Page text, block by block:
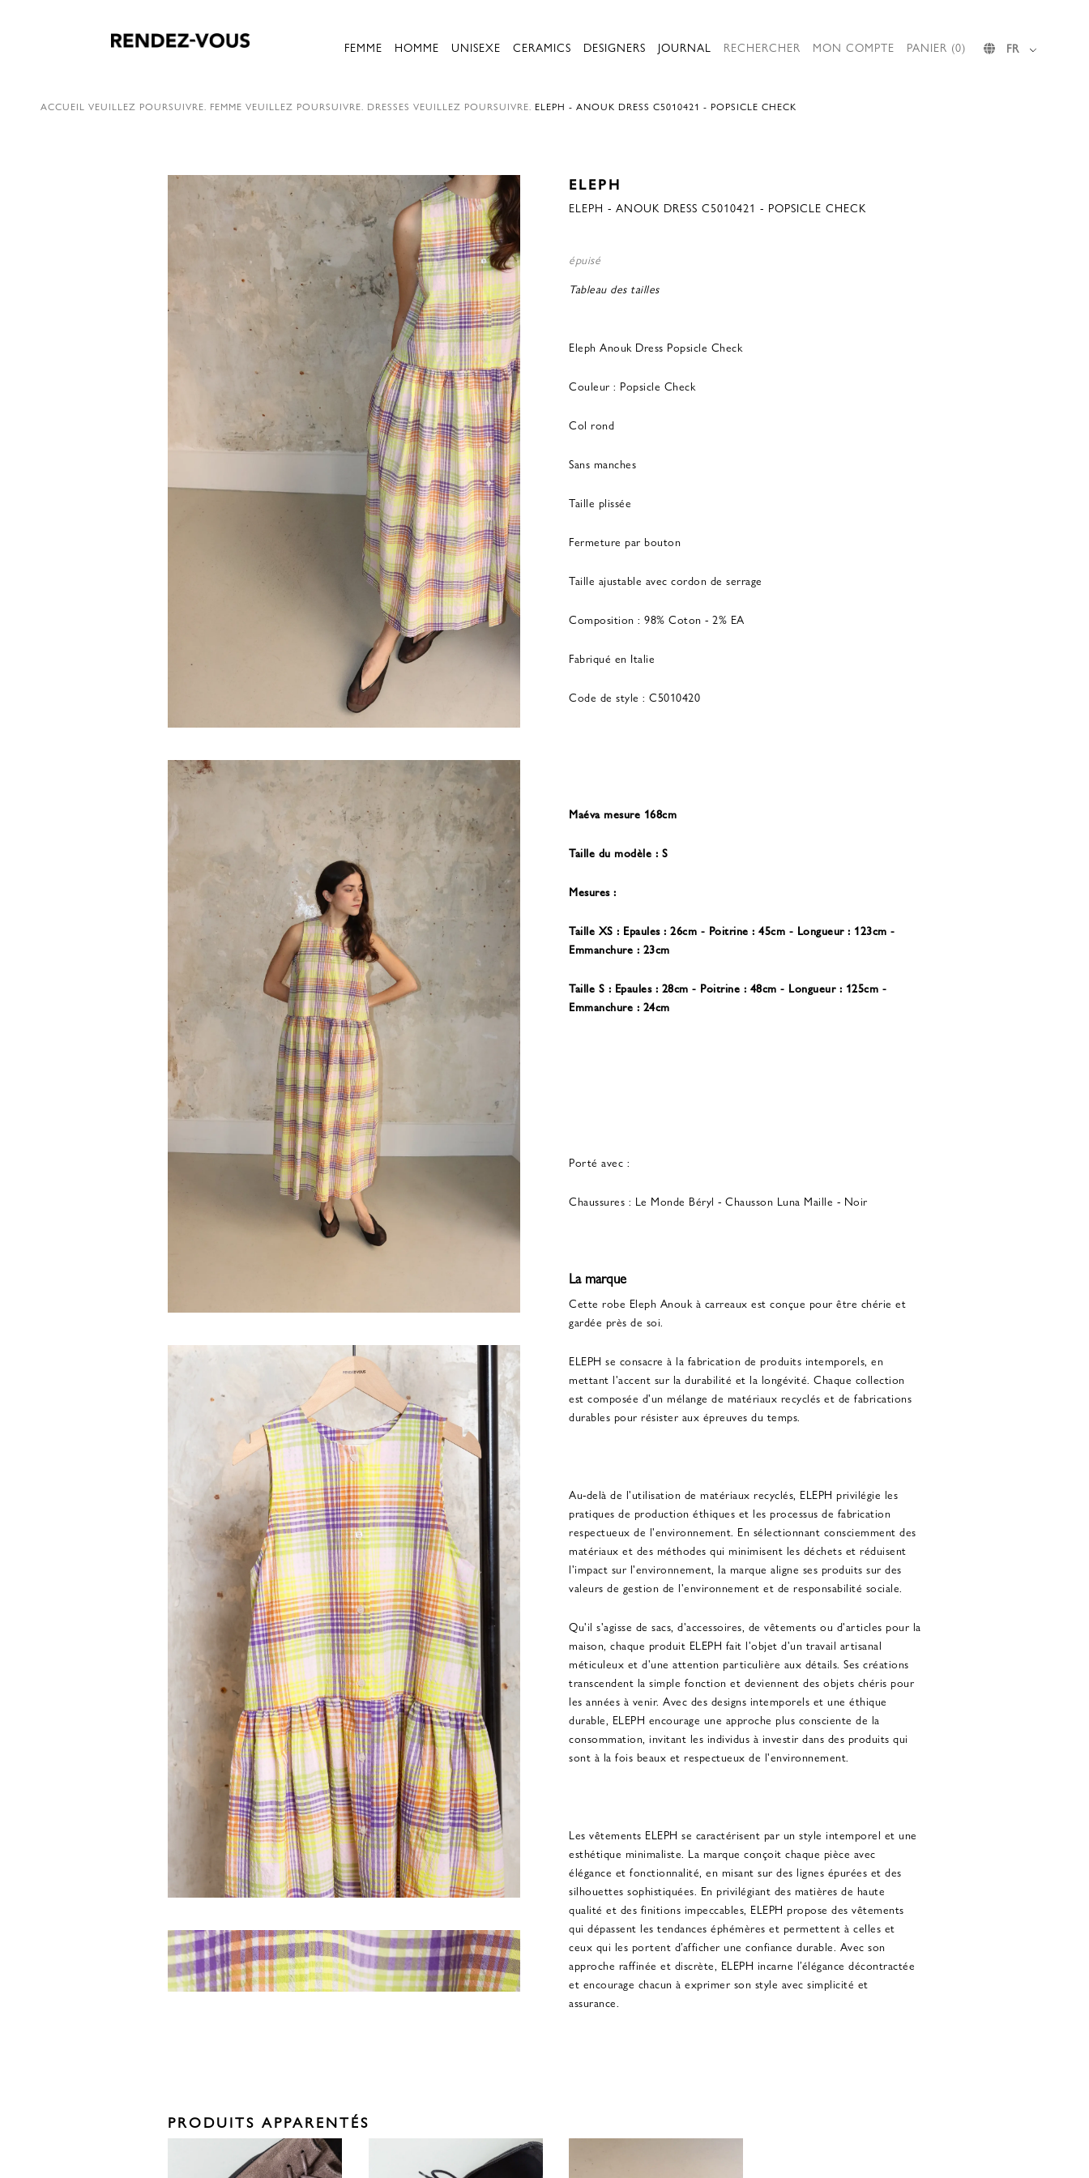
FEMME HOMME UNISEXE CERAMICS DESIGNERS JOURNAL RECHERCHER MON COMPTE PANIER (0) FR
ACCUEIL VEUILLEZ POURSUIVRE. FEMME VEUILLEZ POURSUIVRE. DRESSES VEUILLEZ POURSUIVRE. ELEPH - ANOUK DRESS C5010421 - POPSICLE CHECK
ELEPH
ELEPH - ANOUK DRESS C5010421 - POPSICLE CHECK
épuisé
Tableau des tailles
Eleph Anouk Dress Popsicle Check
Couleur : Popsicle Check
Col rond
Sans manches
Taille plissée
Fermeture par bouton
Taille ajustable avec cordon de serrage
Composition : 98% Coton - 2% EA
Fabriqué en Italie
Code de style : C5010420
Maéva mesure 168cm
Taille du modèle : S
Mesures :
Taille XS : Epaules : 26cm - Poitrine : 45cm - Longueur : 123cm -
Emmanchure : 23cm
Taille S : Epaules : 28cm - Poitrine : 48cm - Longueur : 125cm -
Emmanchure : 24cm
Porté avec :
Chaussures : Le Monde Béryl - Chausson Luna Maille - Noir
La marque
Cette robe Eleph Anouk à carreaux est conçue pour être chérie et
gardée près de soi.
ELEPH se consacre à la fabrication de produits intemporels, en
mettant l'accent sur la durabilité et la longévité. Chaque collection
est composée d'un mélange de matériaux recyclés et de fabrications
durables pour résister aux épreuves du temps.
Au-delà de l'utilisation de matériaux recyclés, ELEPH privilégie les
pratiques de production éthiques et les processus de fabrication
respectueux de l'environnement. En sélectionnant consciemment des
matériaux et des méthodes qui minimisent les déchets et réduisent
l'impact sur l'environnement, la marque aligne ses produits sur des
valeurs de gestion de l'environnement et de responsabilité sociale.
Qu'il s'agisse de sacs, d'accessoires, de vêtements ou d'articles pour la
maison, chaque produit ELEPH fait l'objet d'un travail artisanal
méticuleux et d'une attention particulière aux détails. Ses créations
transcendent la simple fonction et deviennent des objets chéris pour
les années à venir. Avec des designs intemporels et une éthique
durable, ELEPH encourage une approche plus consciente de la
consommation, invitant les individus à investir dans des produits qui
sont à la fois beaux et respectueux de l'environnement.
Les vêtements ELEPH se caractérisent par un style intemporel et une
esthétique minimaliste. La marque conçoit chaque pièce avec
élégance et fonctionnalité, en misant sur des lignes épurées et des
silhouettes sophistiquées. En privilégiant des matières de haute
qualité et des finitions impeccables, ELEPH propose des vêtements
qui dépassent les tendances éphémères et permettent à celles et
ceux qui les portent d’afficher une confiance durable. Avec son
approche raffinée et discrète, ELEPH incarne l’élégance décontractée
et encourage chacun à exprimer son style avec simplicité et
assurance.
PRODUITS APPARENTÉS